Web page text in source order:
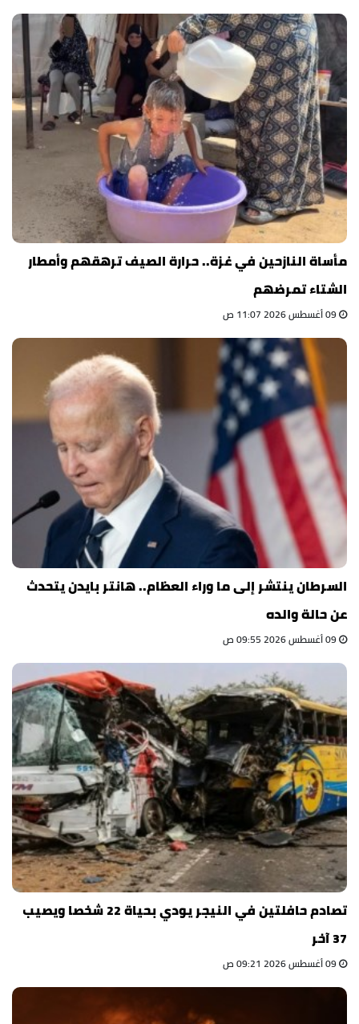
مأساة النازحين في غزة.. حرارة الصيف ترهقهم وأمطار
الشتاء تمرضهم
السرطان ينتشر إلى ما وراء العظام.. هانتر بايدن يتحدث
عن حالة والده
تصادم حافلتين في النيجر يودي بحياة 22 شخصا ويصيب
37 آخر